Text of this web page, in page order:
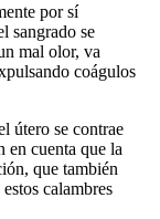
por sí
sangrado se
mal olor, va
coágulos
útero se contrae
en cuenta que la
que también
calambres